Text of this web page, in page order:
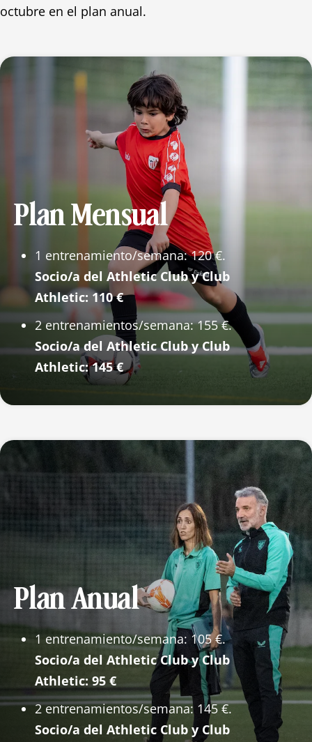
octubre en el plan anual.
Plan Mensual
1 entrenamiento/semana: 120 €.
Socio/a del Athletic Club y Club
Athletic: 110 €
2 entrenamientos/semana: 155 €.
Socio/a del Athletic Club y Club
Athletic: 145 €
Plan Anual
1 entrenamiento/semana: 105 €.
Socio/a del Athletic Club y Club
Athletic: 95 €
2 entrenamientos/semana: 145 €.
Socio/a del Athletic Club y Club